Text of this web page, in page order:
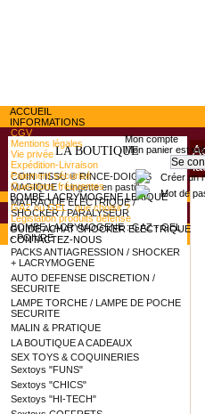
ACCUEIL
INFORMATIONS
CGV
Mentions légales
Vie privée
Expédition-Livraison
Paiement sécurisé
Questions fréquentes
BOMBE LACRYMOGENE LEXIQUE
GAZ ou GEL : que choisir ?
Législation produits défense
GUIDE ACHAT SHOCKER ELECTRIQUE
CONTACTEZ-NOUS
Mon compte
Mon panier est
Créer un
Mot de
LA BOUTIQUE
COIN TISSU ® RINCE-DOIGTS
MAGIQUE : Lingette en pastille
MATRAQUE ELECTRIQUE /
SHOCKER / PARALYSEUR
BOMBE LACRYMOGENE : GAZ - GEL
- POIVRE
PACKS ANTIAGRESSION / SHOCKER
+ LACRYMOGENE
AUTO DEFENSE DISCRETION /
SECURITE
LAMPE TORCHE / LAMPE DE POCHE
SECURITE
MALIN & PRATIQUE
LA BOUTIQUE A CADEAUX
SEX TOYS & COQUINERIES
Sextoys "FUNS"
Sextoys "CHICS"
Sextoys "HI-TECH"